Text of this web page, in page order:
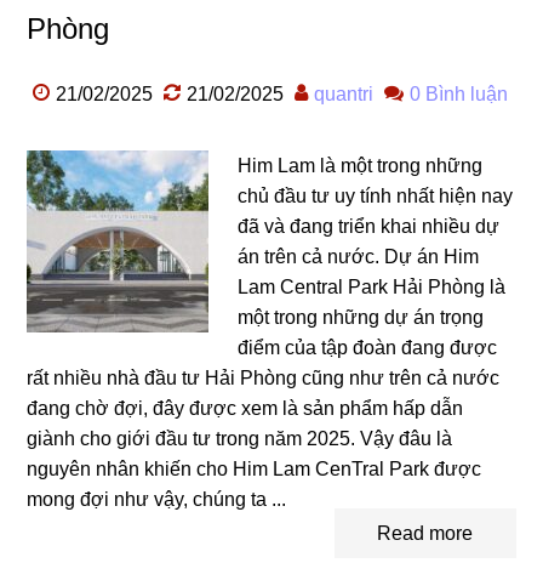
Phòng
21/02/2025 21/02/2025 quantri 0 Bình luận
Him Lam là một trong những
chủ đầu tư uy tính nhất hiện nay
đã và đang triển khai nhiều dự
án trên cả nước. Dự án Him
Lam Central Park Hải Phòng là
một trong những dự án trọng
điểm của tập đoàn đang được
rất nhiều nhà đầu tư Hải Phòng cũng như trên cả nước
đang chờ đợi, đây được xem là sản phẩm hấp dẫn
giành cho giới đầu tư trong năm 2025. Vậy đâu là
nguyên nhân khiến cho Him Lam CenTral Park được
mong đợi như vậy, chúng ta ...
Read more